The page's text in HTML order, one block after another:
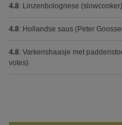
4.8: Linzenbolognese (slowcooker)
4.8: Hollandse saus (Peter
4.8: Varkenshaasje met
votes)